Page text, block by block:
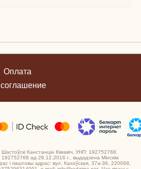
Оплата
соглашение
Канстанцін Кімавіч, УНП: 192752768.
ад 29.12.2016 г., выдадзена Мінскім
і паштовы адрас: вул. Кахоўская, 37а-36, 220068,